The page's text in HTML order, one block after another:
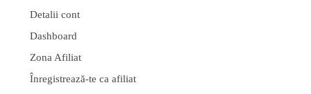
Detalii cont
Dashboard
Zona Afiliat
Înregistrează-te ca afiliat